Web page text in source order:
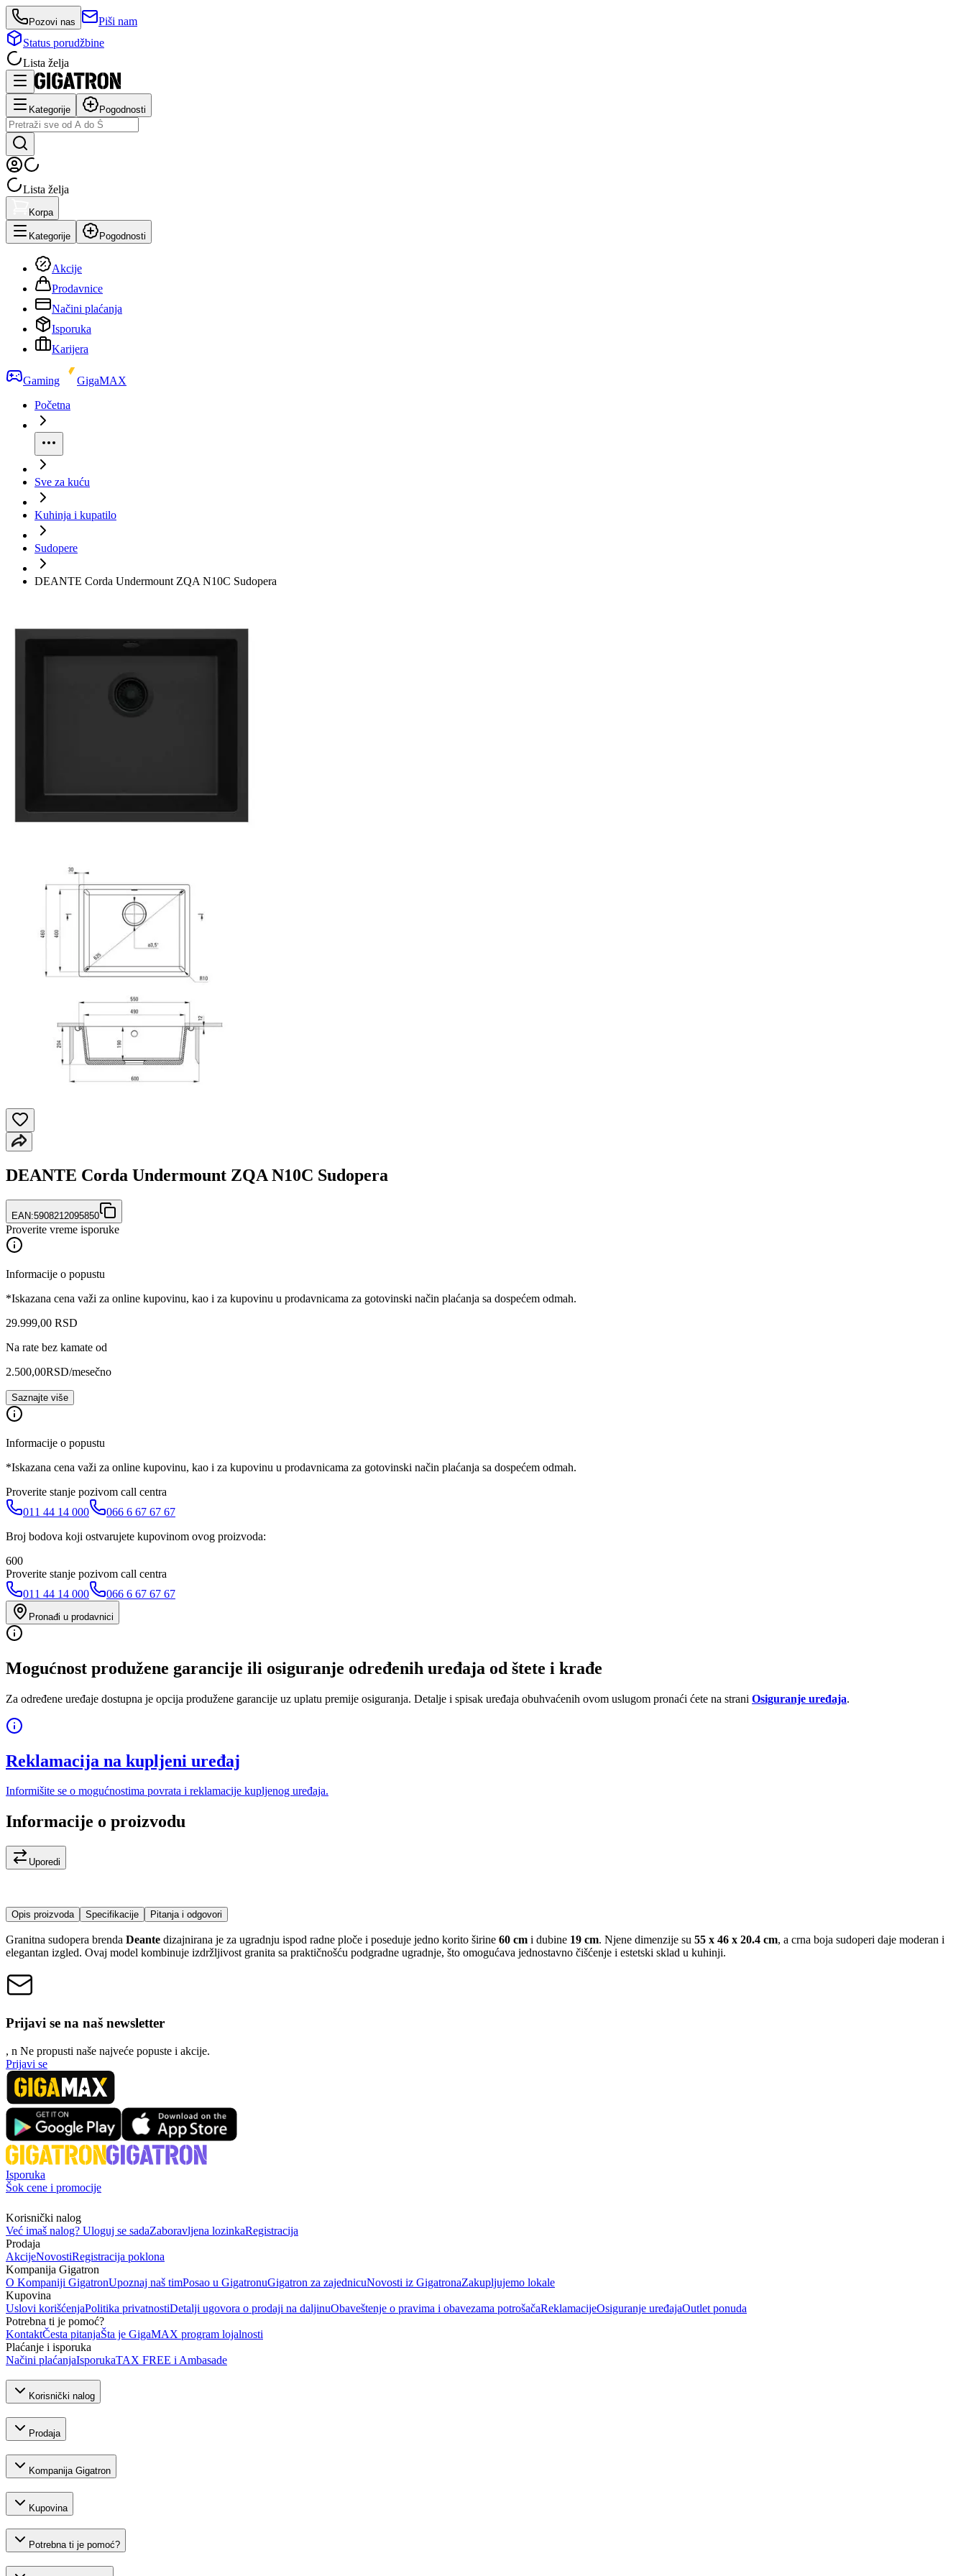
Pozovi nas
Piši nam
Status porudžbine
Lista želja
Kategorije Pogodnosti
Lista želja
Korpa
Kategorije Pogodnosti
Akcije
Prodavnice
Načini plaćanja
Isporuka
Karijera
Gaming
GigaMAX
Početna
Sve za kuću
Kuhinja i kupatilo
Sudopere
DEANTE Corda Undermount ZQA N10C Sudopera
DEANTE Corda Undermount ZQA N10C Sudopera
EAN:5908212095850
Proverite vreme isporuke
Informacije o popustu
*Iskazana cena važi za online kupovinu, kao i za kupovinu u prodavnicama za gotovinski način plaćanja sa dospećem odmah.
29.999,00 RSD
Na rate bez kamate od
2.500,00RSD/mesečno
Saznajte više
Informacije o popustu
*Iskazana cena važi za online kupovinu, kao i za kupovinu u prodavnicama za gotovinski način plaćanja sa dospećem odmah.
Proverite stanje pozivom call centra
011 44 14 000
066 6 67 67 67
Broj bodova koji ostvarujete kupovinom ovog proizvoda:
600
Proverite stanje pozivom call centra
011 44 14 000
066 6 67 67 67
Pronađi u prodavnici
Mogućnost produžene garancije ili osiguranje određenih uređaja od štete i krađe
Za određene uređaje dostupna je opcija produžene garancije uz uplatu premije osiguranja. Detalje i spisak uređaja obuhvaćenih ovom uslugom pronaći ćete na strani Osiguranje uređaja.
Reklamacija na kupljeni uređaj
Informišite se o mogućnostima povrata i reklamacije kupljenog uređaja.
Informacije o proizvodu
Uporedi
Opis proizvoda Specifikacije Pitanja i odgovori
Granitna sudopera brenda Deante dizajnirana je za ugradnju ispod radne ploče i poseduje jedno korito širine 60 cm i dubine 19 cm. Njene dimenzije su 55 x 46 x 20.4 cm, a crna boja sudoperi daje moderan i
elegantan izgled. Ovaj model kombinuje izdržljivost granita sa praktičnošću podgradne ugradnje, što omogućava jednostavno čišćenje i estetski sklad u kuhinji.
Prijavi se na naš newsletter
, n Ne propusti naše najveće popuste i akcije.
Prijavi se
Isporuka
Šok cene i promocije
Korisnički nalog
Već imaš nalog? Uloguj se sadaZaboravljena lozinkaRegistracija
Prodaja
AkcijeNovostiRegistracija poklona
Kompanija Gigatron
O Kompaniji GigatronUpoznaj naš timPosao u GigatronuGigatron za zajednicuNovosti iz GigatronaZakupljujemo lokale
Kupovina
Uslovi korišćenjaPolitika privatnostiDetalji ugovora o prodaji na daljinuObaveštenje o pravima i obavezama potrošačaReklamacijeOsiguranje uređajaOutlet ponuda
Potrebna ti je pomoć?
KontaktČesta pitanjaŠta je GigaMAX program lojalnosti
Plaćanje i isporuka
Načini plaćanjaIsporukaTAX FREE i Ambasade
Korisnički nalog
Prodaja
Kompanija Gigatron
Kupovina
Potrebna ti je pomoć?